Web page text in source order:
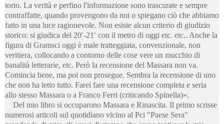
torto. La verità e perfino l'informazione sono trascurate e sempre
contraffatte, quando provengono da noi o spiegano ciò che abbiamo
fatto in una luce ragionevole. Non esiste alcun criterio di giudizio
storico: si giudica del 20′-21′ con il metro di oggi etc. etc.. Anche la
figura di Gramsci oggi è male tratteggiata, convenzionale, non
veritiera, collocando a contorno delle cose vere un mucchio di
banalità letterarie, etc. Però la recensione del Massara non va.
Comincia bene, ma poi non prosegue. Sembra la recensione di uno
che non ha letto tutto. Farei fare una recensione completa e seria
allo stesso Massara o a Franco Ferri (criticando Spinella)».
Del mio libro si occuparono Massara e Rinascita. Il primo scrisse
numerosi articoli sul quotidiano vicino al Pci "Paese Sera"